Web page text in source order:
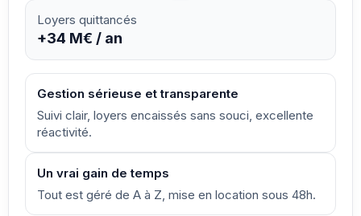
Loyers quittancés
+34 M€ / an
Gestion sérieuse et transparente
Suivi clair, loyers encaissés sans souci, excellente
réactivité.
Un vrai gain de temps
Tout est géré de A à Z, mise en location sous 48h.